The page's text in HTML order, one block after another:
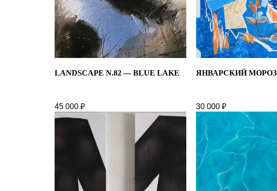
LANDSCAPE N.82 — BLUE LAKE
45 000 ₽
ЯНВАРСКИЙ МОРОЗ
30 000 ₽